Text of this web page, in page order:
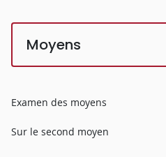
Moyens
Examen des moyens
Sur le second moyen